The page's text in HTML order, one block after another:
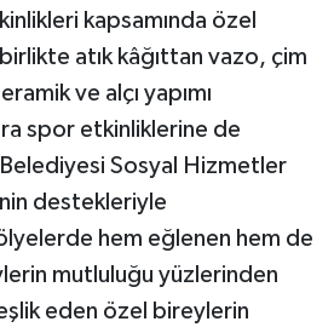
kapsamında özel
atık kâğıttan vazo, çim
ve alçı yapımı
spor etkinliklerine de
Belediyesi Sosyal Hizmetler
destekleriyle
hem eğlenen hem de
mutluluğu yüzlerinden
eden özel bireylerin